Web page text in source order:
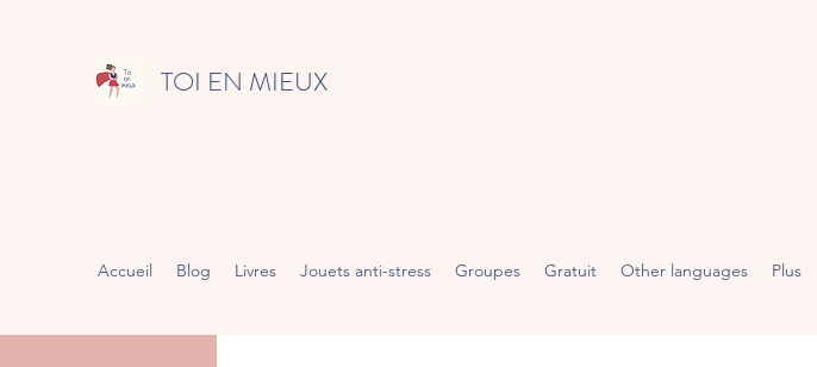
TOI EN MIEUX
Accueil Blog Livres Jouets anti-stress Groupes Gratuit Other languages Plus